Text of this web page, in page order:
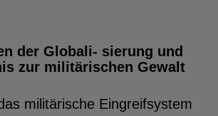
der Globali- sierung und
zur militärischen Gewalt
militärische Eingreifsystem